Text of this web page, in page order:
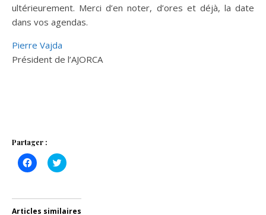
ultérieurement. Merci d’en noter, d’ores et déjà, la date
dans vos agendas.
Pierre Vajda
Président de l’AJORCA
Partager :
Cliquez
pour
dans
une
Cliquez
pour
dans
une
Articles similaires